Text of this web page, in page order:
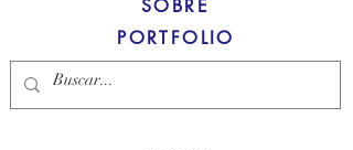
SOBRE
PORTFOLIO